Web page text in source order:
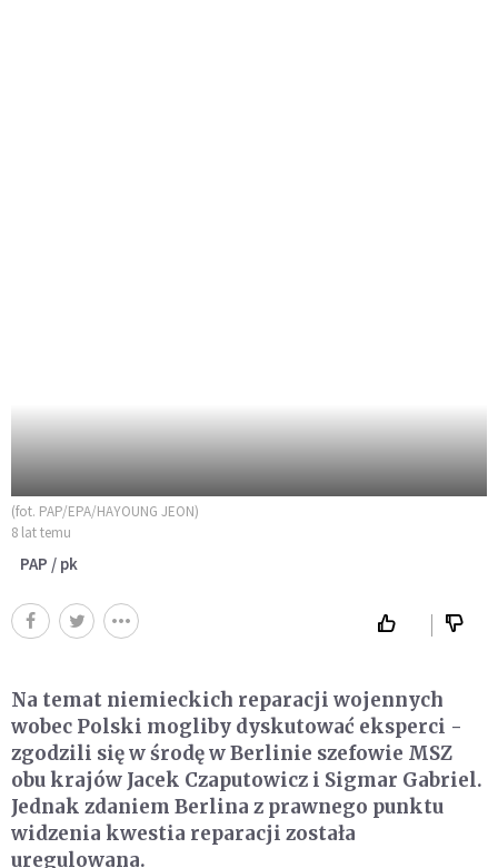
(fot. PAP/EPA/HAYOUNG JEON)
8 lat temu
PAP / pk
Na temat niemieckich reparacji wojennych
wobec Polski mogliby dyskutować eksperci -
zgodzili się w środę w Berlinie szefowie MSZ
obu krajów Jacek Czaputowicz i Sigmar Gabriel.
Jednak zdaniem Berlina z prawnego punktu
widzenia kwestia reparacji została
uregulowana.